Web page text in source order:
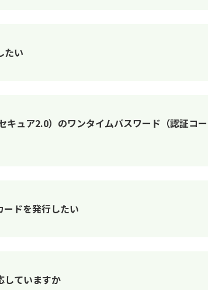
たい
ュア2.0）のワンタイムパスワード（認証コ
ドを発行したい
していますか